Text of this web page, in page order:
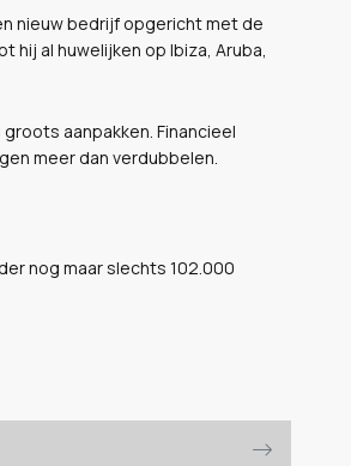
nieuw bedrijf opgericht met de
hij al huwelijken op Ibiza, Aruba,
aanpakken. Financieel
meer dan verdubbelen.
nog maar slechts 102.000